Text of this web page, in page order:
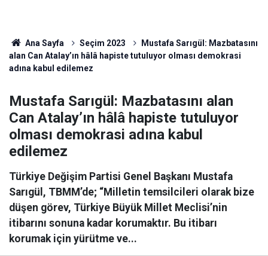
Ana Sayfa Seçim 2023
Mustafa Sarıgül: Mazbatasını
alan Can Atalay’ın hâlâ hapiste tutuluyor olması demokrasi
adına kabul edilemez
Mustafa Sarıgül: Mazbatasını alan
Can Atalay’ın hâlâ hapiste tutuluyor
olması demokrasi adına kabul
edilemez
Türkiye Değişim Partisi Genel Başkanı Mustafa
Sarıgül, TBMM’de; “Milletin temsilcileri olarak bize
düşen görev, Türkiye Büyük Millet Meclisi’nin
itibarını sonuna kadar korumaktır. Bu itibarı
korumak için yürütme ve...